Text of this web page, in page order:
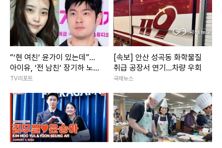
“‘현 여친’ 윤가이 있는데”…
아이유, ‘전 남친’ 장기하 노래
언급에 갑론을박
TV리포트
[속보] 안산 성곡동 화학물질
취급 공장서 연기...차량 우회
국제뉴스